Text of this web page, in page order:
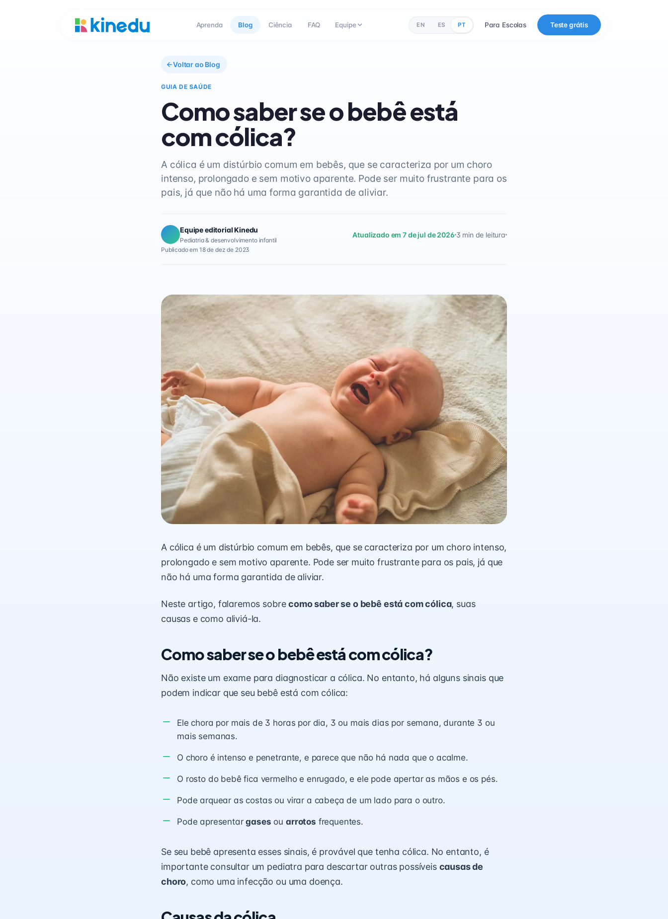
Aprenda Blog Ciência FAQ Equipe EN ES PT Para Escolas Teste grátis
Voltar ao Blog
GUIA DE SAÚDE
Como saber se o bebê está
com cólica?
A cólica é um distúrbio comum em bebês, que se caracteriza por um choro
intenso, prolongado e sem motivo aparente. Pode ser muito frustrante para os
pais, já que não há uma forma garantida de aliviar.
Equipe editorial Kinedu
Pediatria & desenvolvimento infantil
Atualizado em 7 de jul de 2026 3 min de leitura
Publicado em 18 de dez de 2023
A cólica é um distúrbio comum em bebês, que se caracteriza por um choro intenso,
prolongado e sem motivo aparente. Pode ser muito frustrante para os pais, já que
não há uma forma garantida de aliviar.
Neste artigo, falaremos sobrecomo saber se o bebê está com cólica, suas
causas e como aliviá-la.
Como saber se o bebê está com cólica?
Não existe um exame para diagnosticar a cólica. No entanto, há alguns sinais que
podem indicar que seu bebê está com cólica:
Ele chora por mais de 3 horas por dia, 3 ou mais dias por semana, durante 3 ou
mais semanas.
O choro é intenso e penetrante, e parece que não há nada que o acalme.
O rosto do bebê fica vermelho e enrugado, e ele pode apertar as mãos e os pés.
Pode arquear as costas ou virar a cabeça de um lado para o outro.
Pode apresentargases ouarrotos frequentes.
Se seu bebê apresenta esses sinais, é provável que tenha cólica. No entanto, é
importante consultar um pediatra para descartar outras possíveis causas de
choro, como uma infecção ou uma doença.